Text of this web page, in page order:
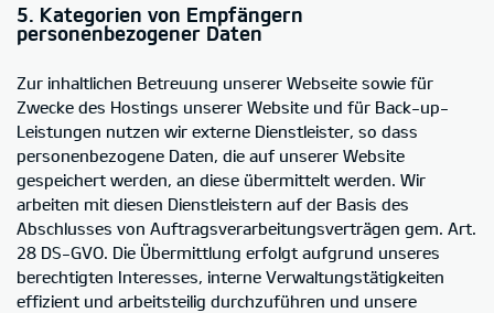
5. Kategorien von Empfängern
personenbezogener Daten
Zur inhaltlichen Betreuung unserer Webseite sowie für
Zwecke des Hostings unserer Website und für Back-up-
Leistungen nutzen wir externe Dienstleister, so dass
personenbezogene Daten, die auf unserer Website
gespeichert werden, an diese übermittelt werden. Wir
arbeiten mit diesen Dienstleistern auf der Basis des
Abschlusses von Auftragsverarbeitungsverträgen gem. Art.
28 DS-GVO. Die Übermittlung erfolgt aufgrund unseres
berechtigten Interesses, interne Verwaltungstätigkeiten
effizient und arbeitsteilig durchzuführen und unsere